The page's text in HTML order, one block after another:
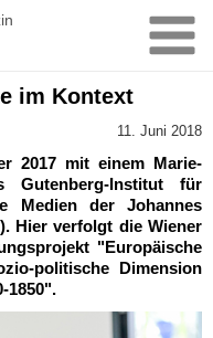
im Kontext
11. Juni 2018
2017 mit einem Marie-
Gutenberg-Institut für
Medien der Johannes
Hier verfolgt die Wiener
"Europäische
politische Dimension
1850".